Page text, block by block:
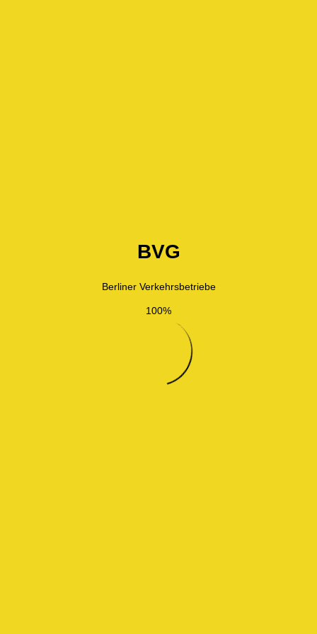
BVG
Berliner Verkehrsbetriebe
100%